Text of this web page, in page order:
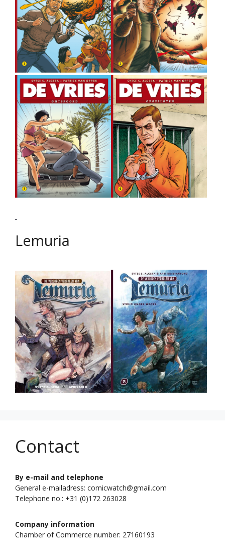
Lemuria
Contact
By e-mail and telephone
General e-mailadress: comicwatch@gmail.com
Telephone no.: +31 (0)172 263028
Company information
Chamber of Commerce number: 27160193